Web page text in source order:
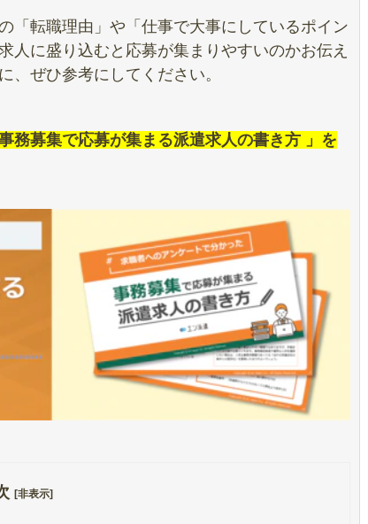
「転職理由」や「仕事で大事にしているポイン
人に盛り込むと応募が集まりやすいのかお伝え
、ぜひ参考にしてください。
務募集で応募が集まる派遣求人の書き方 」を
[非表示]